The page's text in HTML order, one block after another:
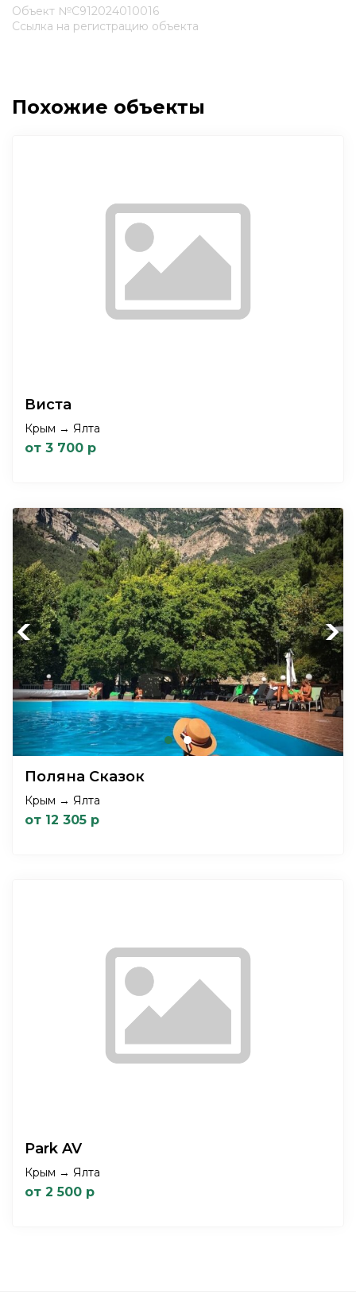
Объект №С912024010016
Ссылка на регистрацию объекта
Похожие объекты
Виста
Крым → Ялта
от 3 700 р
Previous Next
Поляна Сказок
Крым → Ялта
от 12 305 р
Park AV
Крым → Ялта
от 2 500 р